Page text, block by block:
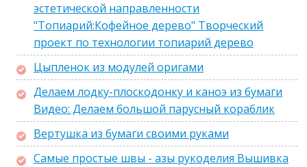
эстетической направленности
"Топиарий:Кофейное дерево" Творческий
проект по технологии топиарий дерево
Цыпленок из модулей оригами
Делаем лодку-плоскодонку и каноэ из бумаги
Видео: Делаем большой парусный кораблик
Вертушка из бумаги своими руками
Самые простые швы - азы рукоделия Вышивка